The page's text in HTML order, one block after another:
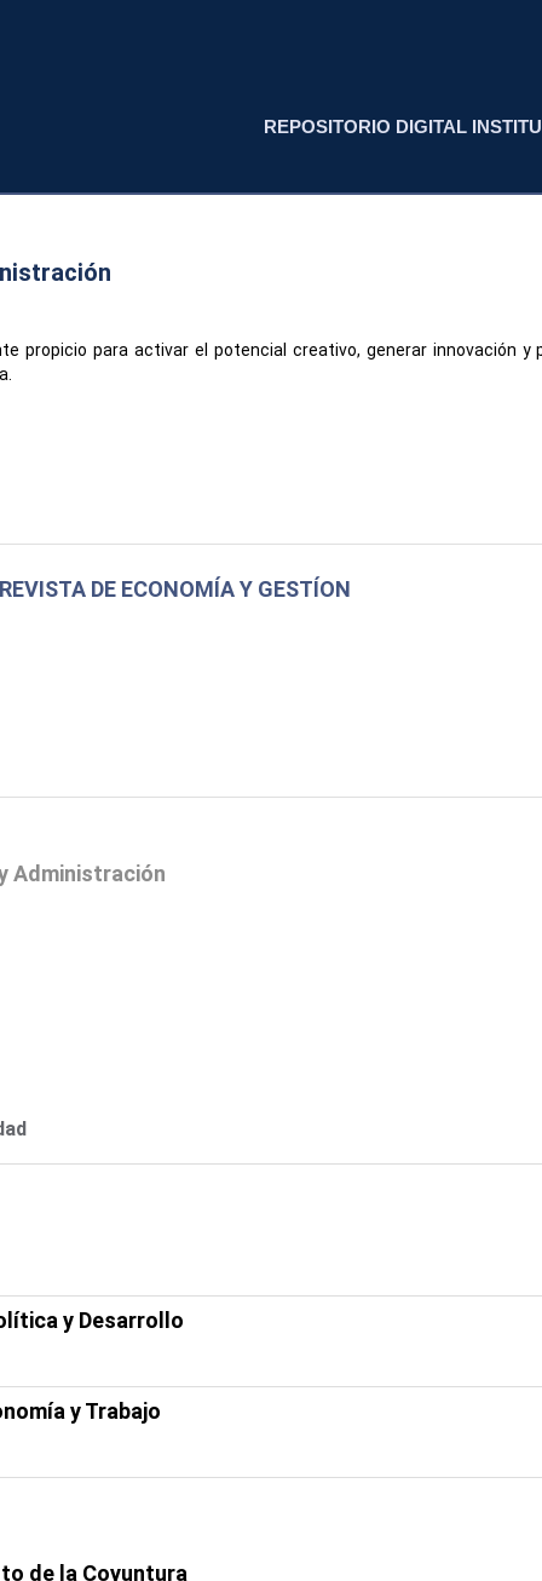
REPOSITORIO DIGITAL
propicio para activar el potencial creativo, generar innovación
DE ECONOMÍA Y GESTÍON
Administración
y Desarrollo
y Trabajo
de la Coyuntura